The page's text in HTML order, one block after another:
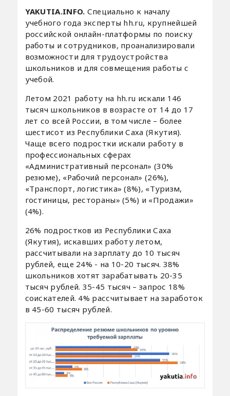
YAKUTIA.INFO. Специально к началу
учебного года эксперты hh.ru, крупнейшей
российской онлайн-платформы по поиску
работы и сотрудников, проанализировали
возможности для трудоустройства
школьников и для совмещения работы с
учебой.
Летом 2021 работу на hh.ru искали 146
тысяч школьников в возрасте от 14 до 17
лет со всей России, в том числе – более
шестисот из Республики Саха (Якутия).
Чаще всего подростки искали работу в
профессиональных сферах
«Административный персонал» (30%
резюме), «Рабочий персонал» (26%),
«Транспорт, логистика» (8%), «Туризм,
гостиницы, рестораны» (5%) и «Продажи»
(4%).
26% подростков из Республики Саха
(Якутия), искавших работу летом,
рассчитывали на зарплату до 10 тысяч
рублей, еще 24% - на 10-20 тысяч. 38%
школьников хотят зарабатывать 20-35
тысяч рублей. 35-45 тысяч – запрос 18%
соискателей. 4% рассчитывает на заработок
в 45-60 тысяч рублей.